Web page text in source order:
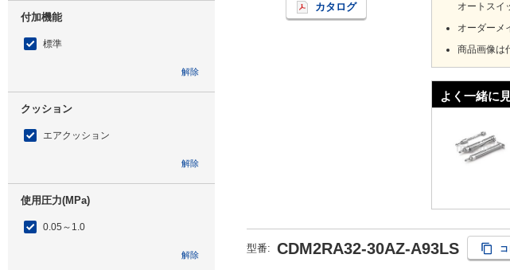
付加機能
標準
解除
クッション
エアクッション
解除
使用圧力(MPa)
0.05～1.0
解除
カタログ
オートスイ
オーダーメ
商品画像は
よく一緒に
型番: CDM2RA32-30AZ-A93LS